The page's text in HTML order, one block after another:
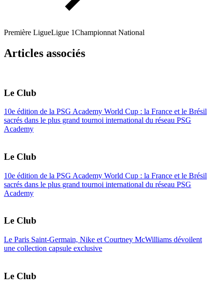
Première LigueLigue 1Championnat National
Articles associés
Le Club
10e édition de la PSG Academy World Cup : la France et le Brésil
sacrés dans le plus grand tournoi international du réseau PSG
Academy
Le Club
10e édition de la PSG Academy World Cup : la France et le Brésil
sacrés dans le plus grand tournoi international du réseau PSG
Academy
Le Club
Le Paris Saint-Germain, Nike et Courtney McWilliams dévoilent
une collection capsule exclusive
Le Club